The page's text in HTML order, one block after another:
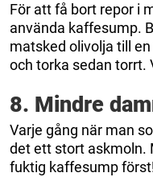
För att få bort repor i
använda kaffesump.
matsked olivolja till
och torka sedan torrt.
8. Mindre
Varje gång när man
det ett stort askmoln.
fuktig kaffesump